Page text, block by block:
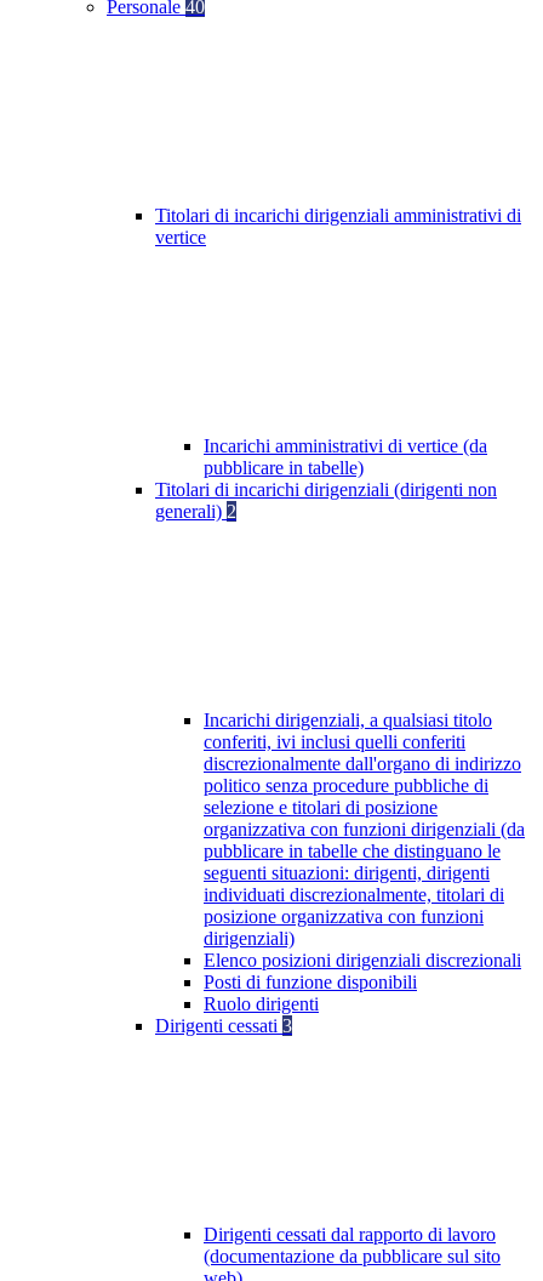
Personale 40
Titolari di incarichi dirigenziali amministrativi di
vertice
Incarichi amministrativi di vertice (da
pubblicare in tabelle)
Titolari di incarichi dirigenziali (dirigenti non
generali) 2
Incarichi dirigenziali, a qualsiasi titolo
conferiti, ivi inclusi quelli conferiti
discrezionalmente dall'organo di indirizzo
politico senza procedure pubbliche di
selezione e titolari di posizione
organizzativa con funzioni dirigenziali (da
pubblicare in tabelle che distinguano le
seguenti situazioni: dirigenti, dirigenti
individuati discrezionalmente, titolari di
posizione organizzativa con funzioni
dirigenziali)
Elenco posizioni dirigenziali discrezionali
Posti di funzione disponibili
Ruolo dirigenti
Dirigenti cessati 3
Dirigenti cessati dal rapporto di lavoro
(documentazione da pubblicare sul sito